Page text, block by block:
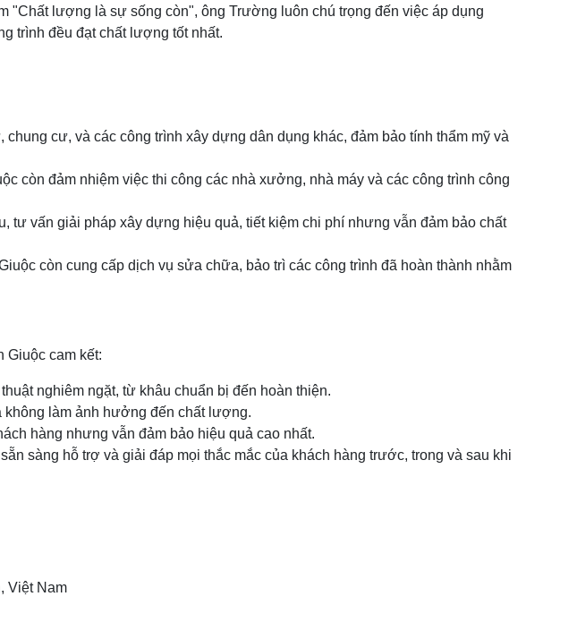
"Chất lượng là sự sống còn", ông Trường luôn chú trọng đến việc áp dụng
trình đều đạt chất lượng tốt nhất.
cư, và các công trình xây dựng dân dụng khác, đảm bảo tính thẩm mỹ và
còn đảm nhiệm việc thi công các nhà xưởng, nhà máy và các công trình công
tư vấn giải pháp xây dựng hiệu quả, tiết kiệm chi phí nhưng vẫn đảm bảo chất
còn cung cấp dịch vụ sửa chữa, bảo trì các công trình đã hoàn thành nhằm
Giuộc cam kết:
nghiêm ngặt, từ khâu chuẩn bị đến hoàn thiện.
không làm ảnh hưởng đến chất lượng.
hàng nhưng vẫn đảm bảo hiệu quả cao nhất.
sàng hỗ trợ và giải đáp mọi thắc mắc của khách hàng trước, trong và sau khi
Việt Nam